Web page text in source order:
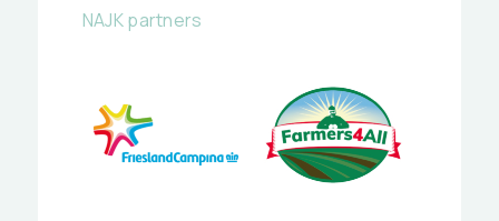
NAJK partners